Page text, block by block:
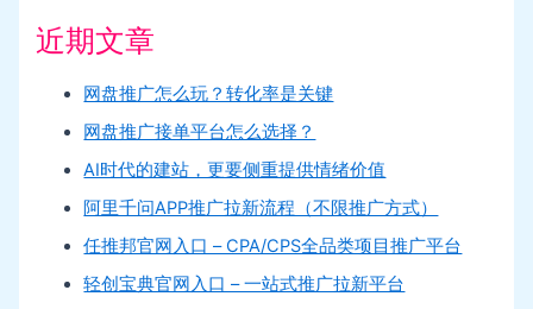
近期文章
网盘推广怎么玩？转化率是关键
网盘推广接单平台怎么选择？
AI时代的建站，更要侧重提供情绪价值
阿里千问APP推广拉新流程（不限推广方式）
任推邦官网入口 – CPA/CPS全品类项目推广平台
轻创宝典官网入口 – 一站式推广拉新平台